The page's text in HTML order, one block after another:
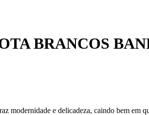
BRANCOS
modernidade e delicadeza, caindo bem em